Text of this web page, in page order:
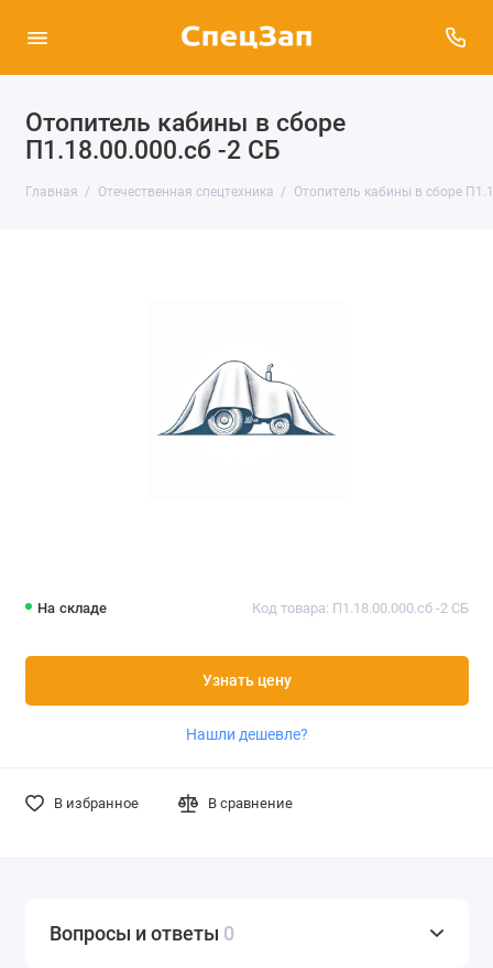
Отопитель кабины в сборе
П1.18.00.000.сб -2 СБ
Главная Отечественная спецтехника Отопитель кабины в сборе
На складе Код товара: П1.18.00.000.сб -2 СБ
Узнать цену
Нашли дешевле?
В избранное В сравнение
Вопросы и ответы 0